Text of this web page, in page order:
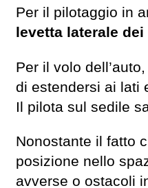
Per il pilotaggio in
levetta laterale
Per il volo
di estendersi ai lati
Il pilota sul sedile
Nonostante il fatto
posizione nello
avverse o ostacoli